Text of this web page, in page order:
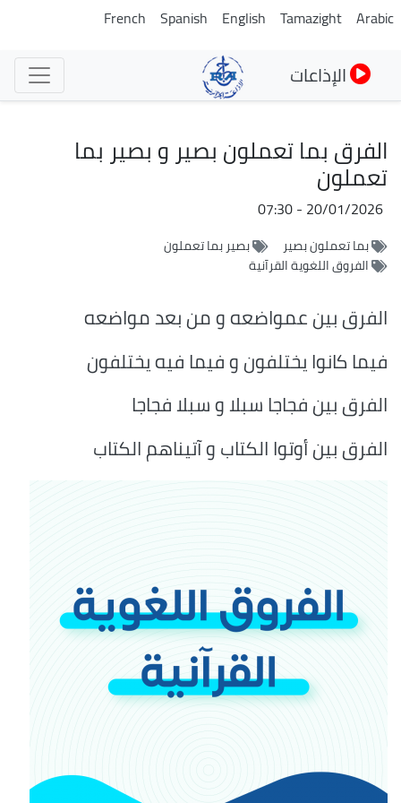
تجاوز
Arabic
Tamazight
English
Spanish
French
الإذاعات
الفرق بما تعملون بصير و بصير بما
تعملون
20/01/2026 - 07:30
بما تعملون بصير
بصير بما تعملون
الفروق اللغوية القرآنية
الفرق بين عمواضعه و من بعد مواضعه
فيما كانوا يختلفون و فيما فيه يختلفون
الفرق بين فجاجا سبلا و سبلا فجاجا
الفرق بين أوتوا الكتاب و آتيناهم الكتاب